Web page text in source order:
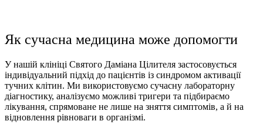
Як сучасна медицина може допомогти
У нашій клініці Святого Даміана Цілителя застосовується
індивідуальний підхід до пацієнтів із синдромом активації
тучних клітин. Ми використовуємо сучасну лабораторну
діагностику, аналізуємо можливі тригери та підбираємо
лікування, спрямоване не лише на зняття симптомів, а й на
відновлення рівноваги в організмі.